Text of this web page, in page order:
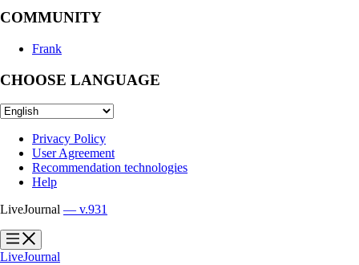
COMMUNITY
Frank
CHOOSE LANGUAGE
Privacy Policy
User Agreement
Recommendation technologies
Help
LiveJournal — v.931
?
?
LiveJournal